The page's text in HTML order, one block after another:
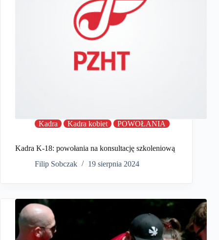
Kadra Kadra kobiet POWOŁANIA
Kadra K-18: powołania na konsultację szkoleniową
Filip Sobczak
19 sierpnia 2024